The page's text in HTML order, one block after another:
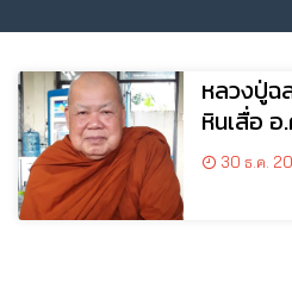
หลวงปู่ฉ
หินเสื่อ อ
จ.หนอง
30 ธ.ค.